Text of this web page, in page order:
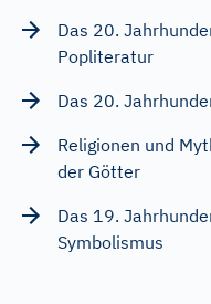
Das 20.
Popliteratur
Das 20.
Religionen und
der Götter
Das 19.
Symbolismus